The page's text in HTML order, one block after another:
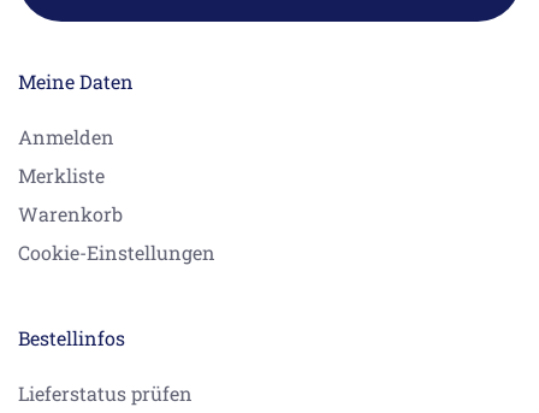
Meine Daten
Anmelden
Merkliste
Warenkorb
Cookie-Einstellungen
Bestellinfos
Lieferstatus prüfen